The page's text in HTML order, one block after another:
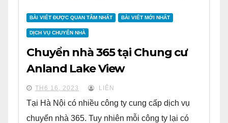
BÀI VIẾT ĐƯỢC QUAN TÂM NHẤT BÀI VIẾT MỚI NHẤT
DỊCH VỤ CHUYỂN NHÀ
Chuyển nhà 365 tại Chung cư
Anland Lake View
TH6 16, 2023 LIÊN
Tại Hà Nội có nhiều công ty cung cấp dịch vụ
chuyển nhà 365. Tuy nhiên mỗi công ty lại có